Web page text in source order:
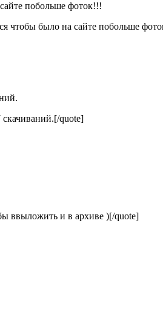
побольше фоток!!!
чтобы было на сайте побольше
скачиваний.[/quote]
ввыложить и в архиве )[/quote]